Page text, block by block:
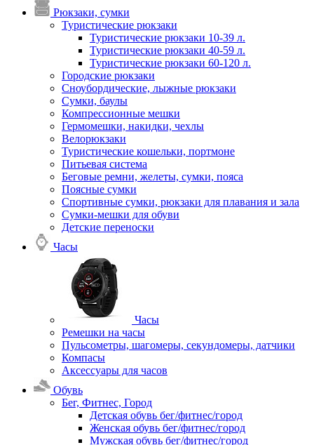
Рюкзаки, сумки
Туристические рюкзаки
Туристические рюкзаки 10-39 л.
Туристические рюкзаки 40-59 л.
Туристические рюкзаки 60-120 л.
Городские рюкзаки
Сноубордические, лыжные рюкзаки
Сумки, баулы
Компрессионные мешки
Гермомешки, накидки, чехлы
Велорюкзаки
Туристические кошельки, портмоне
Питьевая система
Беговые ремни, желеты, сумки, пояса
Поясные сумки
Спортивные сумки, рюкзаки для плавания и зала
Сумки-мешки для обуви
Детские переноски
Часы
Часы
Ремешки на часы
Пульсометры, шагомеры, секундомеры, датчики
Компасы
Аксессуары для часов
Обувь
Бег, Фитнес, Город
Детская обувь бег/фитнес/город
Женская обувь бег/фитнес/город
Мужская обувь бег/фитнес/город